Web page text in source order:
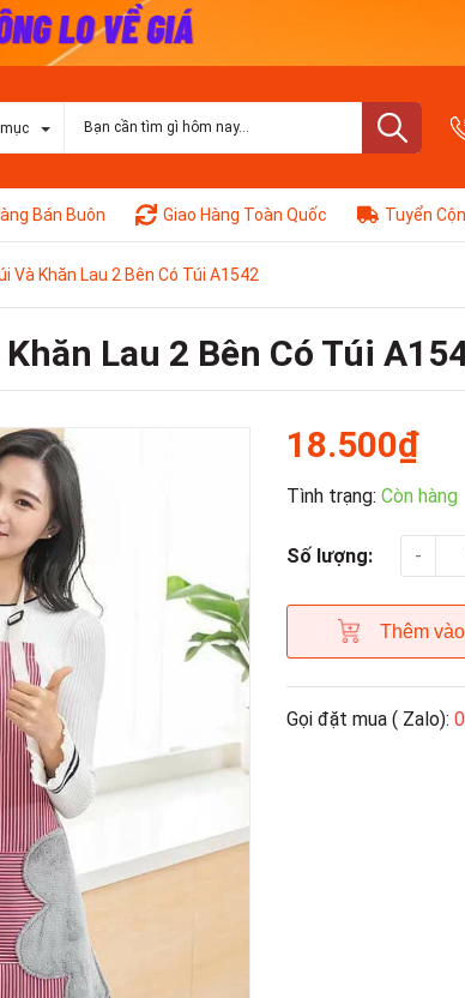
Bán Buôn Giao Hàng Toàn Quốc Tuyển
Và Khăn Lau 2 Bên Có Túi A1542
Lau 2 Bên Có Túi
18.500₫
Tình trạng: Còn hàng
Số lượng: -
Thêm
Gọi đặt mua ( Zalo):